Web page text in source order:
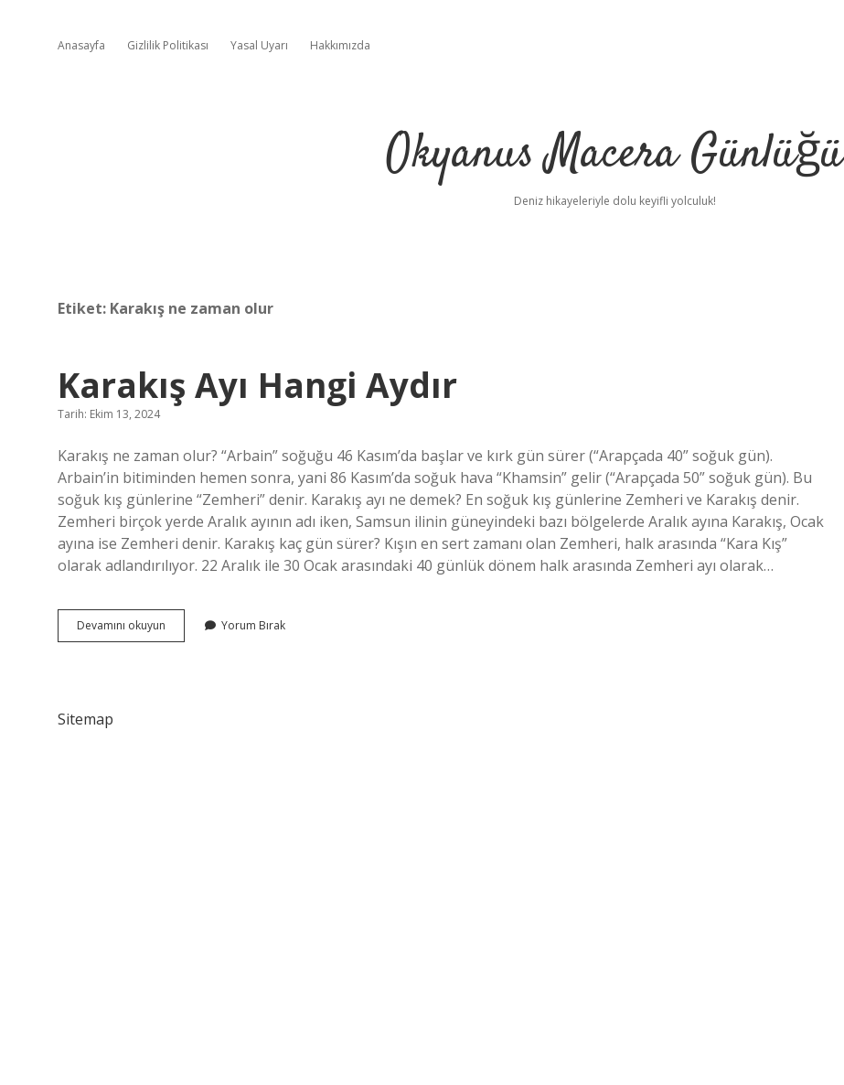
Anasayfa Gizlilik Politikası Yasal Uyarı Hakkımızda
Okyanus Macera Günlüğü
Deniz hikayeleriyle dolu keyifli yolculuk!
Etiket: Karakış ne zaman olur
Karakış Ayı Hangi Aydır
Tarih: Ekim 13, 2024
Karakış ne zaman olur? “Arbain” soğuğu 46 Kasım’da başlar ve kırk gün sürer (“Arapçada 40” soğuk gün).
Arbain’in bitiminden hemen sonra, yani 86 Kasım’da soğuk hava “Khamsin” gelir (“Arapçada 50” soğuk gün). Bu
soğuk kış günlerine “Zemheri” denir. Karakış ayı ne demek? En soğuk kış günlerine Zemheri ve Karakış denir.
Zemheri birçok yerde Aralık ayının adı iken, Samsun ilinin güneyindeki bazı bölgelerde Aralık ayına Karakış, Ocak
ayına ise Zemheri denir. Karakış kaç gün sürer? Kışın en sert zamanı olan Zemheri, halk arasında “Kara Kış”
olarak adlandırılıyor. 22 Aralık ile 30 Ocak arasındaki 40 günlük dönem halk arasında Zemheri ayı olarak…
Devamını okuyun
Ayı
Yorum Bırak
Sitemap